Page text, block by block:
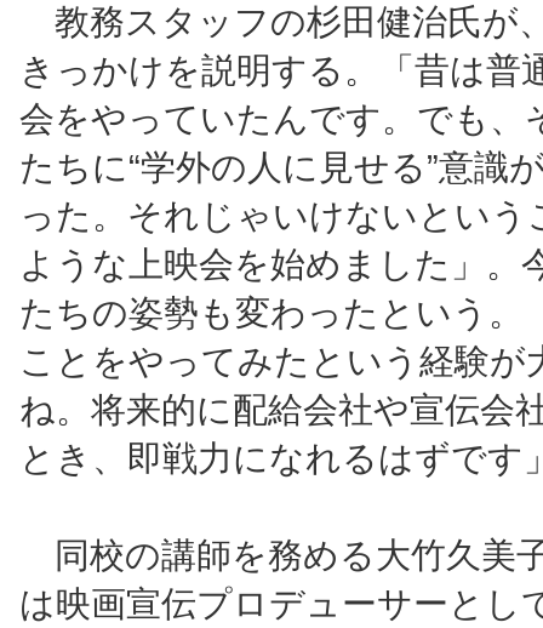
教務スタッフの杉田健治氏が
きっかけを説明する。「昔は普
会をやっていたんです。でも、
たちに“学外の人に見せる”意識
った。それじゃいけないという
ような上映会を始めました」。
たちの姿勢も変わったという。
ことをやってみたという経験が
ね。将来的に配給会社や宣伝会
とき、即戦力になれるはずです
同校の講師を務める大竹久美
は映画宣伝プロデューサーとし